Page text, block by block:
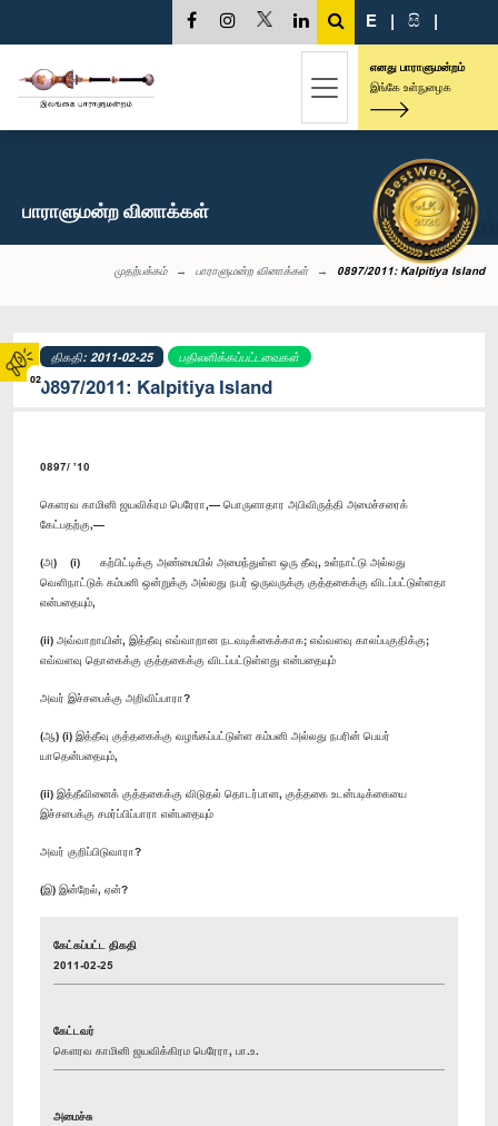
02
E | සි |
எனது பாராளுமன்றம்
இங்கே உள்நுழைக
பாராளுமன்ற வினாக்கள்
முதற்பக்கம் பாராளுமன்ற வினாக்கள் 0897/2011: Kalpitiya Island
திகதி: 2011-02-25 பதிலளிக்கப்பட்டவைகள்
0897/2011: Kalpitiya Island
0897/ ’10
கெளரவ காமினி ஜயவிக்ரம பெரேரா,— பொருளாதார அபிவிருத்தி அமைச்சரைக்
கேட்பதற்கு,—
(அ) (i) கற்பிட்டிக்கு அண்மையில் அமைந்துள்ள ஒரு தீவு, உள்நாட்டு அல்லது
வெளிநாட்டுக் கம்பனி ஒன்றுக்கு அல்லது நபர் ஒருவருக்கு குத்தகைக்கு விடப்பட்டுள்ளதா
என்பதையும்,
(ii) அவ்வாறாயின், இத்தீவு எவ்வாறான நடவடிக்கைக்காக; எவ்வளவு காலப்பகுதிக்கு;
எவ்வளவு தொகைக்கு குத்தகைக்கு விடப்பட்டுள்ளது என்பதையும்
அவர் இச்சபைக்கு அறிவிப்பாரா?
(ஆ) (i) இத்தீவு குத்தகைக்கு வழங்கப்பட்டுள்ள கம்பனி அல்லது நபரின் பெயர்
யாதென்பதையும்,
(ii) இத்தீவினைக் குத்தகைக்கு விடுதல் தொடர்பான, குத்தகை உடன்படிக்கையை
இச்சபைக்கு சமர்ப்பிப்பாரா என்பதையும்
அவர் குறிப்பிடுவாரா?
(இ) இன்றேல், ஏன்?
கேட்கப்பட்ட திகதி
2011-02-25
கேட்டவர்
கௌரவ காமினி ஜயவிக்கிரம பெரேரா, பா.உ.
அமைச்சு